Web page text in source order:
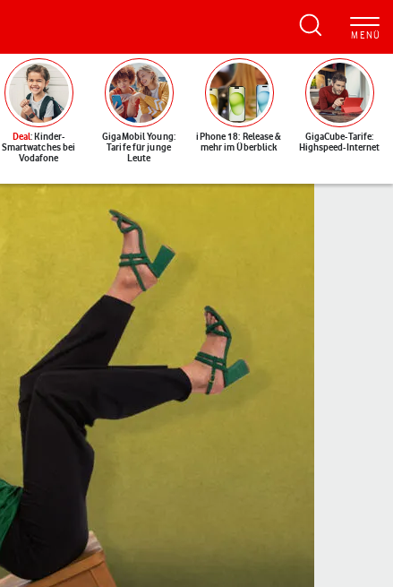
Deal: Kinder-
Smartwatches bei
Vodafone
GigaMobil Young:
Tarife für junge
Leute
iPhone 18: Release &
mehr im Überblick
GigaCube-Tarife:
Highspeed-Internet